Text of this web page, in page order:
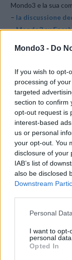
Mondo3 - Do
If you wish to opt-
processing of
targeted
section to confirm
opt-out request is
interest-based
us or personal
your opt-out. You
disclosure of your
IAB’s list of
also be disclosed
Downstream
Personal
I want to opt-
personal data.
Opted In
Mondo3 e la sua
– la discussione
–Mondo3 su
La nostra
situazione,
numero breve
[articolo in
CONDIVIDI QUESTO
E-mail
X
WhatsApp
LE